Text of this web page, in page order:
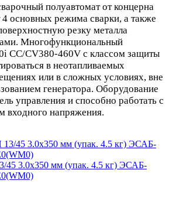
полуавтомат от концерна
основных режима сварки, а также
резку металла
Многофункциональный
CC/CV380-460V с классом защиты
в неотапливаемых
или в сложных условиях, вне
генератора. Оборудование
управления и способно работать с
входного напряжения.
3.0x350 мм (упак. 4.5 кг) ЭСАБ-